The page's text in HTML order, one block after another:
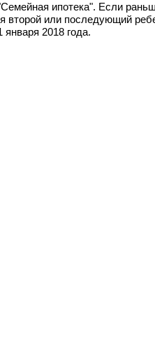
ипотека". Если
или последующий
2018 года.